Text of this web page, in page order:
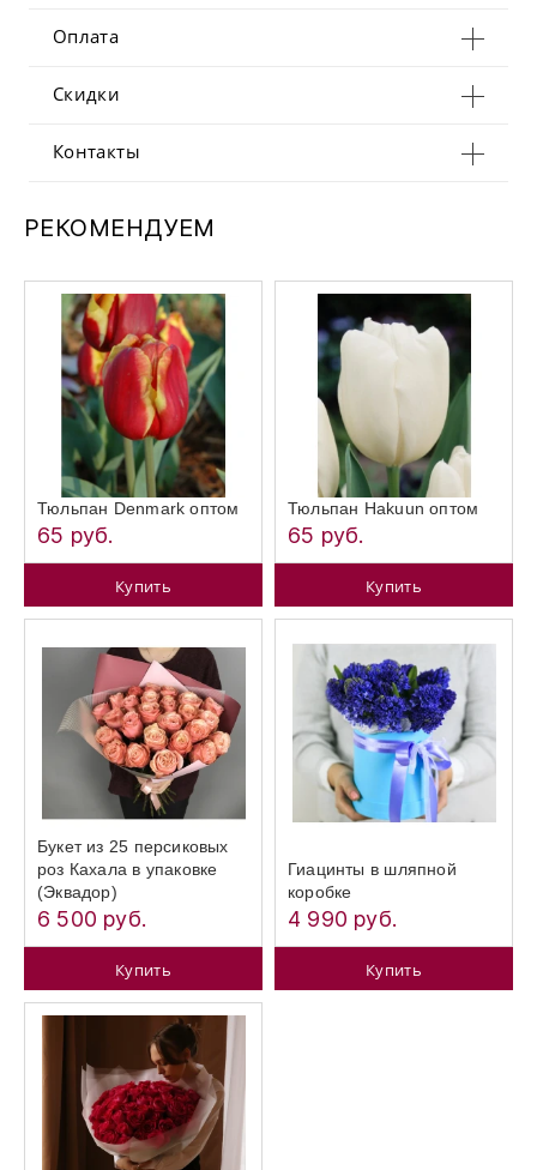
Оплата
Скидки
Контакты
РЕКОМЕНДУЕМ
Тюльпан Denmark оптом
65 руб.
Купить
Тюльпан Hakuun оптом
65 руб.
Купить
Букет из 25 персиковых
роз Кахала в упаковке
(Эквадор)
6 500 руб.
Купить
Гиацинты в шляпной
коробке
4 990 руб.
Купить